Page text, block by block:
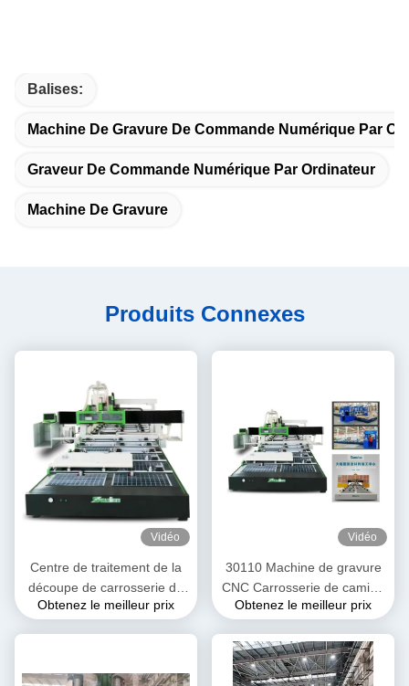
Balises:
Machine De Gravure De Commande Numérique Par
Graveur De Commande Numérique Par Ordinateur
Machine De Gravure
Produits Connexes
Vidéo
Centre de traitement de la
découpe de carrosserie de
véhicule automobile pour
Obtenez le meilleur prix
Vidéo
30110 Machine de gravure
CNC Carrosserie de camion
réfrigérée Carrosserie de
Obtenez le meilleur prix